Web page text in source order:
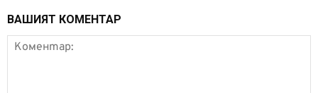
ВАШИЯТ КОМЕНТАР